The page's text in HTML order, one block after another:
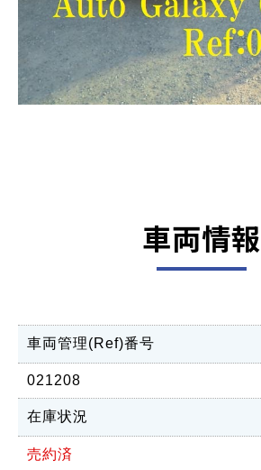
車両情報
車両管理(Ref)番号
021208
在庫状況
売約済